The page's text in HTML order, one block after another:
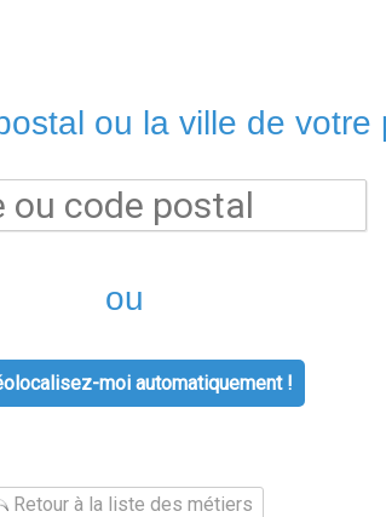
ou la ville de votre
ou
moi automatiquement !
Retour à la liste des métiers